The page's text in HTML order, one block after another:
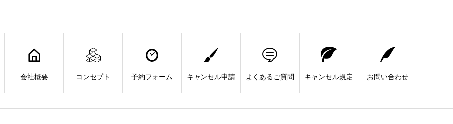
会社概要 コンセプト 予約フォーム キャンセル申請 よくあるご質問 キャンセル規定 お問い合わせ